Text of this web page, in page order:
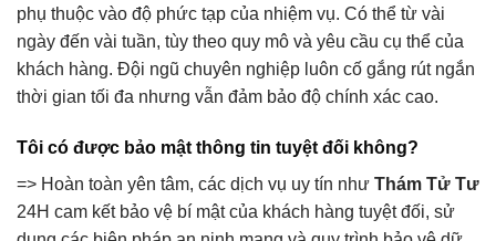
phụ thuộc vào độ phức tạp của nhiệm vụ. Có thể từ vài
ngày đến vài tuần, tùy theo quy mô và yêu cầu cụ thể của
khách hàng. Đội ngũ chuyên nghiệp luôn cố gắng rút ngắn
thời gian tối đa nhưng vẫn đảm bảo độ chính xác cao.
Tôi có được bảo mật thông tin tuyệt đối không?
=> Hoàn toàn yên tâm, các dịch vụ uy tín như Thám Tử Tư
24H cam kết bảo vệ bí mật của khách hàng tuyệt đối, sử